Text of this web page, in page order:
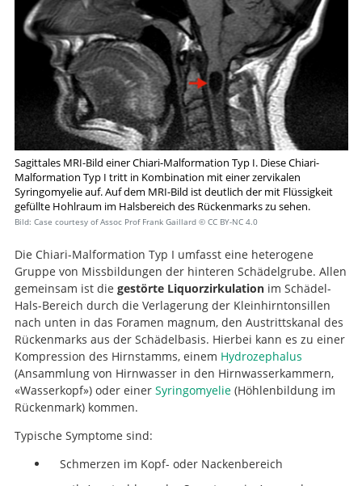
Sagittales MRI-Bild einer Chiari-Malformation Typ I. Diese Chiari-
Malformation Typ I tritt in Kombination mit einer zervikalen
Syringomyelie auf. Auf dem MRI-Bild ist deutlich der mit Flüssigkeit
gefüllte Hohlraum im Halsbereich des Rückenmarks zu sehen.​​
Bild: Case courtesy of Assoc Prof Frank Gaillard © CC BY-NC 4.0
Die Chiari-Malformation Typ I umfasst eine heterogene
Gruppe von Missbildungen der hinteren Schädelgrube. Allen
gemeinsam ist die gestörte Liquorzirkulation im Schädel-
Hals-Bereich durch die Verlagerung der Kleinhirntonsillen
nach unten in das Foramen magnum, den Austrittskanal des
Rückenmarks aus der Schädelbasis. Hierbei kann es zu einer
Kompression des Hirnstamms, einem Hydrozephalus
(Ansammlung von Hirnwasser in den Hirnwasserkammern,
«Wasserkopf») oder einer Syringomyelie(Höhlenbildung im
Rückenmark) kommen.
Typische Symptome sind:
Schmerzen im Kopf- oder Nackenbereich